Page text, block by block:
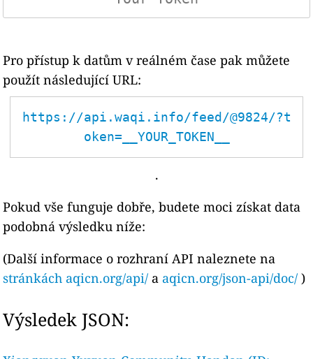
Pro přístup k datům v reálném čase pak můžete
použít následující URL:
https://api.waqi.info/feed/@9824/?t
oken=__YOUR_TOKEN__
.
Pokud vše funguje dobře, budete moci získat data
podobná výsledku níže:
(Další informace o rozhraní API naleznete na
stránkách aqicn.org/api/ a aqicn.org/json-api/doc/ )
Výsledek JSON: